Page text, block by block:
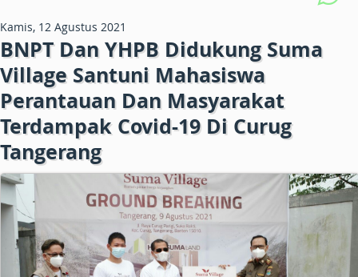
Kamis, 12 Agustus 2021
BNPT Dan YHPB Didukung Suma
Village Santuni Mahasiswa
Perantauan Dan Masyarakat
Terdampak Covid-19 Di Curug
Tangerang